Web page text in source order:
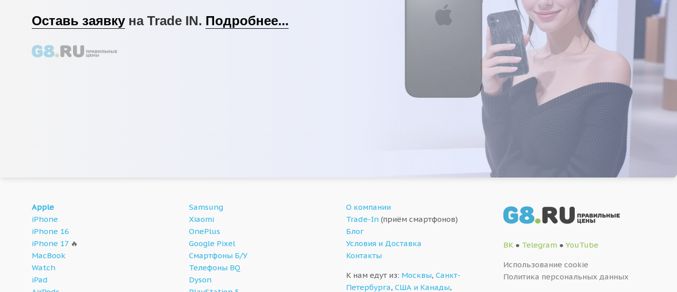
Оставь заявкуна Trade IN. Подробнее...
Apple
iPhone
iPhone 16
iPhone 17 🔥
MacBook
Watch
iPad
Samsung
Xiaomi
OnePlus
Google Pixel
Смартфоны Б/У
Телефоны BQ
Dyson
О компании
Trade-In (приём смартфонов)
Блог
Условия и Доставка
Контакты
К нам едут из: Москвы, Санкт-
Петербурга, США и Канады,
ВК ● Telegram ● YouTube
Использование cookie
Политика персональных данных